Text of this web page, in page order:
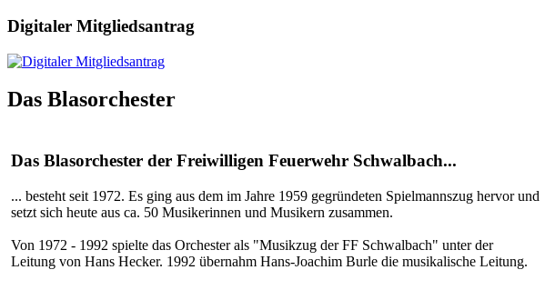
Digitaler Mitgliedsantrag
Das Blasorchester
Das Blasorchester der Freiwilligen Feuerwehr Schwalbach...
... besteht seit 1972. Es ging aus dem im Jahre 1959 gegründeten Spielmannszug hervor und
setzt sich heute aus ca. 50 Musikerinnen und Musikern zusammen.
Von 1972 - 1992 spielte das Orchester als "Musikzug der FF Schwalbach" unter der
Leitung von Hans Hecker. 1992 übernahm Hans-Joachim Burle die musikalische Leitung.